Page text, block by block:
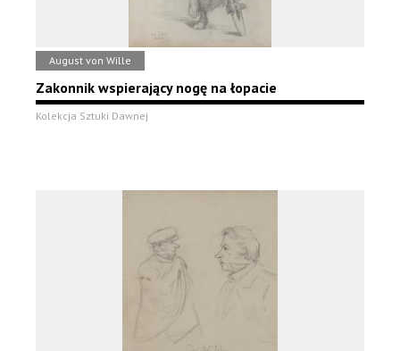
August von Wille
Zakonnik wspierający nogę na łopacie
Kolekcja Sztuki Dawnej